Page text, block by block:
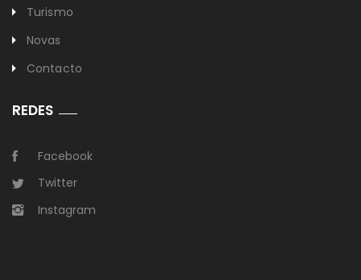
Turismo
Novas
Contacto
REDES
Facebook
Twitter
Instagram